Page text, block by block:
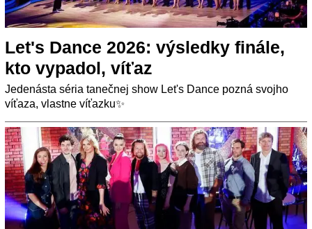
Let's Dance 2026: výsledky finále,
kto vypadol, víťaz
Jedenásta séria tanečnej show Let's Dance pozná svojho
víťaza, vlastne víťazku✨